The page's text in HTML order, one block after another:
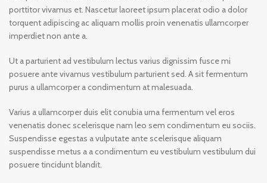
porttitor vivamus et. Nascetur laoreet ipsum placerat odio a dolor
torquent adipiscing ac aliquam mollis proin venenatis ullamcorper
imperdiet non ante a.
Ut a parturient ad vestibulum lectus varius dignissim fusce mi
posuere ante vivamus vestibulum parturient sed. A sit fermentum
purus a ullamcorper a condimentum at malesuada.
Varius a ullamcorper duis elit conubia urna fermentum vel eros
venenatis donec scelerisque nam leo sem condimentum eu sociis.
Suspendisse egestas a vulputate ante scelerisque aliquam
suspendisse metus a a condimentum eu vestibulum vestibulum dui
posuere tincidunt blandit.